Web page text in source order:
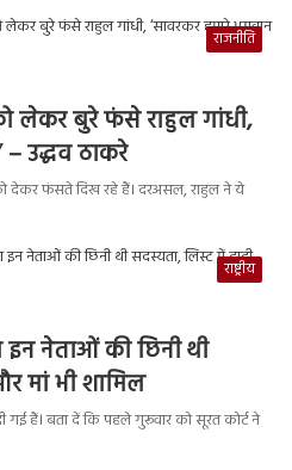
राजनीति
लेकर बुरे फंसे राहुल गांधी,
– उद्धव ठाकरे
देकर फंसते दिख रहे हैं। दरअसल, राहुल ने ये
राष्ट्रीय
नेताओं की छिनी थी
मां भी शामिल
हैं। बता दें कि पहले गुरूवार को सूरत कोर्ट ने